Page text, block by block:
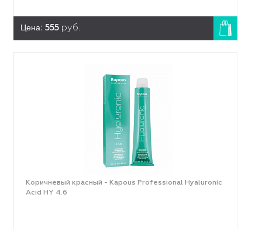
Цена: 555 руб.
Коричневый красный - Kapous Professional Hyaluronic
Acid HY 4.6